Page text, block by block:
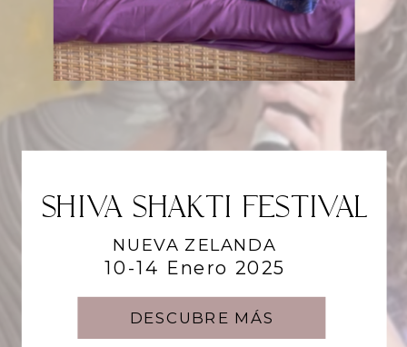
SHIVA SHAKTI FESTIVAL
10-14 Enero 2025
DESCUBRE MÁS
NUEVA ZELANDA